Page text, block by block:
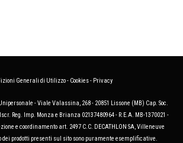
Generali di Utilizzo- Cookies- Privacy
- Viale Valassina, 268 - 20851 Lissone (MB) Cap. Soc.
Reg. Imp. Monza e Brianza 02137480964 - R.E.A. MB-1370021 -
e coordinamento art. 2497 C.C. DECATHLON SA, Villeneuve
dei prodotti presenti sul sito sono puramente esemplificative.